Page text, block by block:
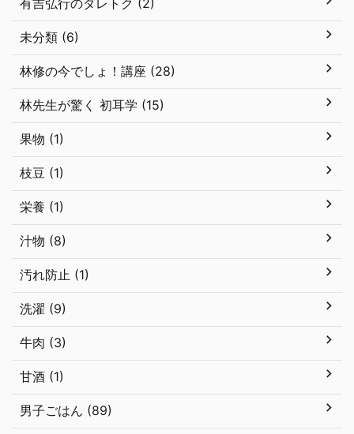
有吉弘行のダレトク (2)
未分類 (6)
林修の今でしょ！講座 (28)
林先生が驚く 初耳学 (15)
果物 (1)
枝豆 (1)
栄養 (1)
汁物 (8)
汚れ防止 (1)
洗濯 (9)
牛肉 (3)
甘酒 (1)
男子ごはん (89)